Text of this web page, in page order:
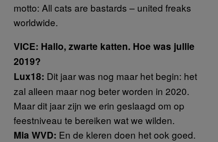
motto: All cats are bastards – united freaks
worldwide.
VICE: Hallo, zwarte katten. Hoe was jullie
2019?
Lux18: Dit jaar was nog maar het begin: het
zal alleen maar nog beter worden in 2020.
Maar dit jaar zijn we erin geslaagd om op
feestniveau te bereiken wat we wilden.
Mia WVD: En de kleren doen het ook goed.